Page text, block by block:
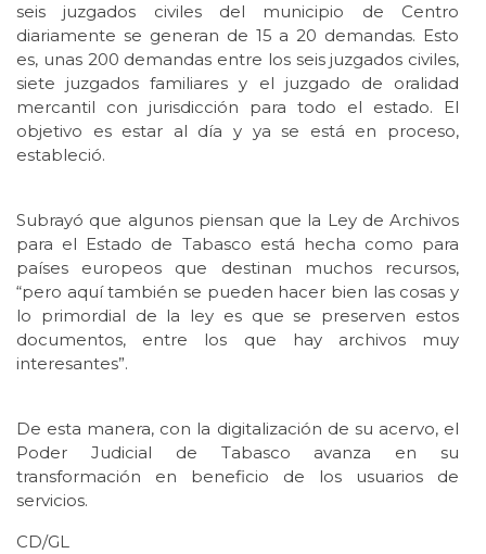
seis juzgados civiles del municipio de Centro
diariamente se generan de 15 a 20 demandas. Esto
es, unas 200 demandas entre los seis juzgados civiles,
siete juzgados familiares y el juzgado de oralidad
mercantil con jurisdicción para todo el estado. El
objetivo es estar al día y ya se está en proceso,
estableció.
Subrayó que algunos piensan que la Ley de Archivos
para el Estado de Tabasco está hecha como para
países europeos que destinan muchos recursos,
“pero aquí también se pueden hacer bien las cosas y
lo primordial de la ley es que se preserven estos
documentos, entre los que hay archivos muy
interesantes”.
De esta manera, con la digitalización de su acervo, el
Poder Judicial de Tabasco avanza en su
transformación en beneficio de los usuarios de
servicios.
CD/GL